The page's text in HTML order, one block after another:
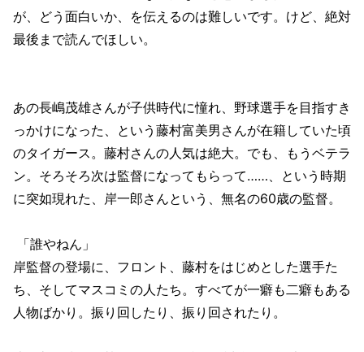
が、どう面白いか、を伝えるのは難しいです。けど、絶対
最後まで読んでほしい。
あの長嶋茂雄さんが子供時代に憧れ、野球選手を目指すき
っかけになった、という藤村富美男さんが在籍していた頃
のタイガース。藤村さんの人気は絶大。でも、もうベテラ
ン。そろそろ次は監督になってもらって……、という時期
に突如現れた、岸一郎さんという、無名の60歳の監督。
「誰やねん」
岸監督の登場に、フロント、藤村をはじめとした選手た
ち、そしてマスコミの人たち。すべてが一癖も二癖もある
人物ばかり。振り回したり、振り回されたり。